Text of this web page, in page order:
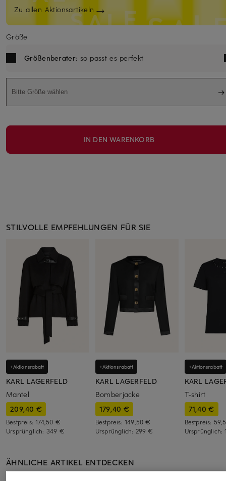
Zu allen Aktionsartikeln
Größe
Größenberater: so passt es perfekt
Bitte Größe wählen
IN DEN WARENKORB
STILVOLLE EMPFEHLUNGEN FÜR SIE
+Aktionsrabatt
KARL LAGERFELD
Mantel
209,40 €
Bestpreis:174,50 €
Ursprünglich: 349 €
+Aktionsrabatt
KARL LAGERFELD
Bomberjacke
179,40 €
Bestpreis: 149,50 €
Ursprünglich: 299 €
+Aktionsrabatt
KARL
T-shirt
71,40 €
Bestpreis:
Ursprünglich:
ÄHNLICHE ARTIKEL ENTDECKEN